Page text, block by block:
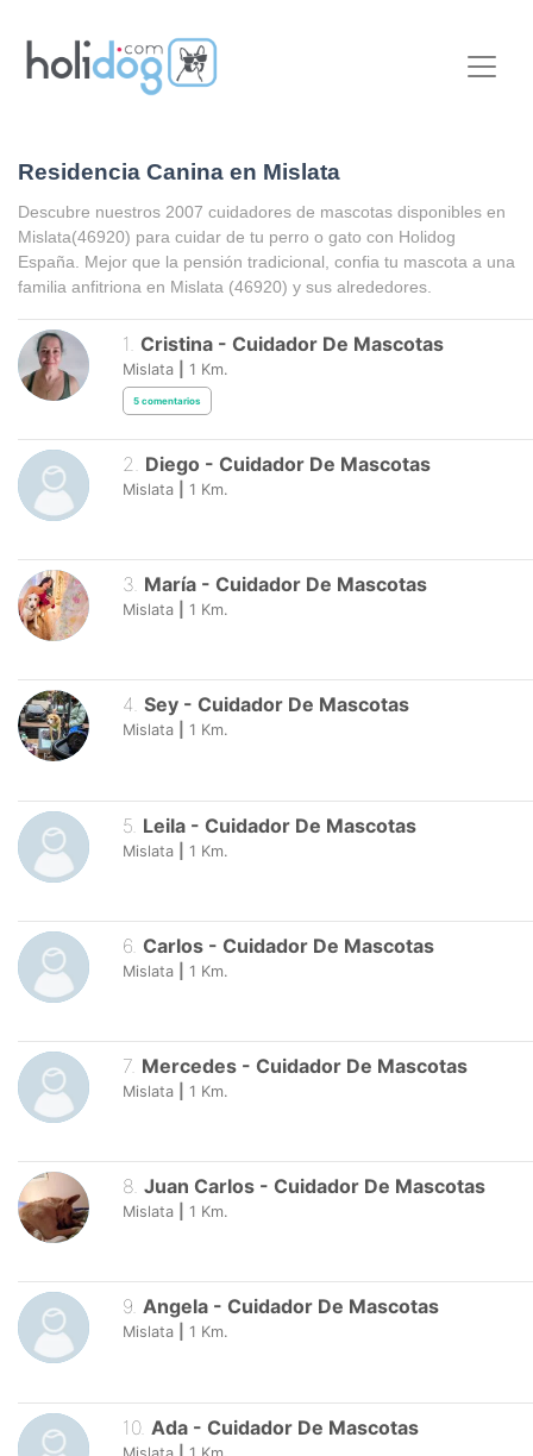
Residencia Canina en Mislata
Descubre nuestros 2007 cuidadores de mascotas disponibles en
Mislata(46920) para cuidar de tu perro o gato con Holidog
España. Mejor que la pensión tradicional, confia tu mascota a una
familia anfitriona en Mislata (46920) y sus alrededores.
1 Cristina - Cuidador De Mascotas
Mislata 1 Km.
5 comentarios
2. Diego - Cuidador De Mascotas
Mislata 1 Km.
3. María - Cuidador De Mascotas
Mislata 1 Km.
4. Sey - Cuidador De Mascotas
Mislata 1 Km.
5 Leila - Cuidador De Mascotas
Mislata 1 Km.
6 Carlos - Cuidador De Mascotas
Mislata 1 Km.
7. Mercedes - Cuidador De Mascotas
Mislata 1 Km.
8. Juan Carlos - Cuidador De Mascotas
Mislata 1 Km.
9. Angela - Cuidador De Mascotas
Mislata 1 Km.
10. Ada - Cuidador De Mascotas